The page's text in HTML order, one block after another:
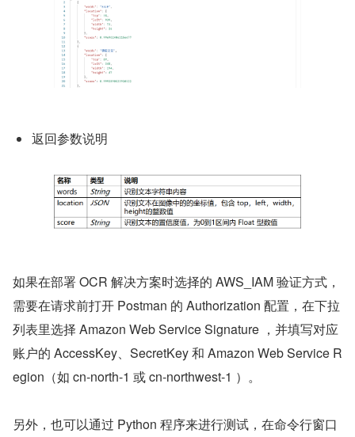
返回参数说明
如果在部署 OCR 解决方案时选择的 AWS_IAM 验证方式，
需要在请求前打开 Postman 的 Authorization 配置，在下拉
列表里选择 Amazon Web Service Signature ，并填写对应
账户的 AccessKey、SecretKey 和 Amazon Web Service R
egion（如 cn-north-1 或 cn-northwest-1 ）。
另外，也可以通过 Python 程序来进行测试，在命令行窗口